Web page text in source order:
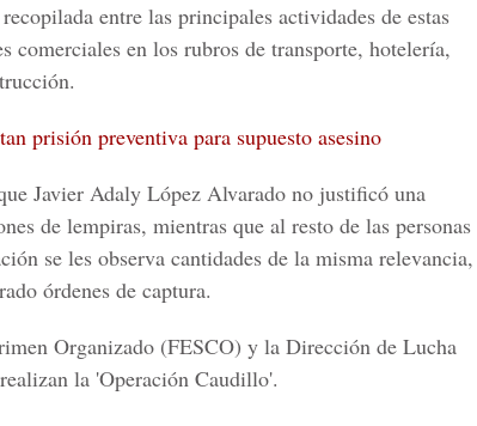
entre las principales actividades de estas
comerciales en los rubros de transporte, hotelería,
prisión preventiva para supuesto asesino
Javier Adaly López Alvarado no justificó una
de lempiras, mientras que al resto de las personas
se les observa cantidades de la misma relevancia,
órdenes de captura.
Organizado (FESCO) y la Dirección de Lucha
la 'Operación Caudillo'.